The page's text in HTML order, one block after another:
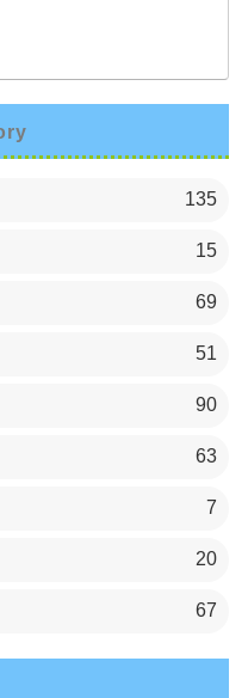
135
15
69
51
90
63
7
20
67